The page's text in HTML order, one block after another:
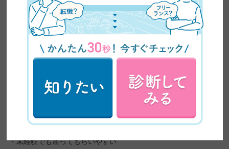
また、動画配信後の反響がすぐにわかるため、PDCAサイクルを
回しやすい環境にあるといえます。
それゆえ、1つの動画制作にじっくり取り組みたい人や、勤める
会社の商品やサービスが好きな人に向いているといえるでしょ
・未経験でも雇ってもらいやすい